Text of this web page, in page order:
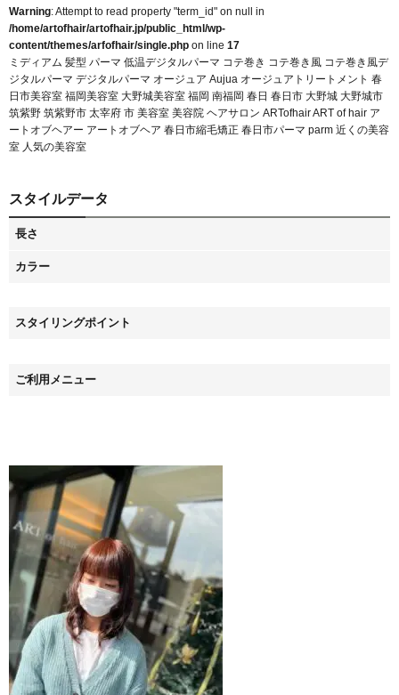
Warning: Attempt to read property "term_id" on null in
/home/artofhair/artofhair.jp/public_html/wp-
content/themes/arfofhair/single.php on line 17
ミディアム 髪型 パーマ 低温デジタルパーマ コテ巻き コテ巻き風 コテ巻き風デ
ジタルパーマ デジタルパーマ オージュア Aujua オージュアトリートメント 春
日市美容室 福岡美容室 大野城美容室 福岡 南福岡 春日 春日市 大野城 大野城市
筑紫野 筑紫野市 太宰府 市 美容室 美容院 ヘアサロン ARTofhair ART of hair ア
ートオブヘアー アートオブヘア 春日市縮毛矯正 春日市パーマ parm 近くの美容
室 人気の美容室
スタイルデータ
長さ
カラー
スタイリングポイント
ご利用メニュー